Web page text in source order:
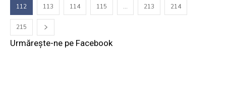
112 113 114 115 … 213 214
215
Urmărește-ne pe Facebook